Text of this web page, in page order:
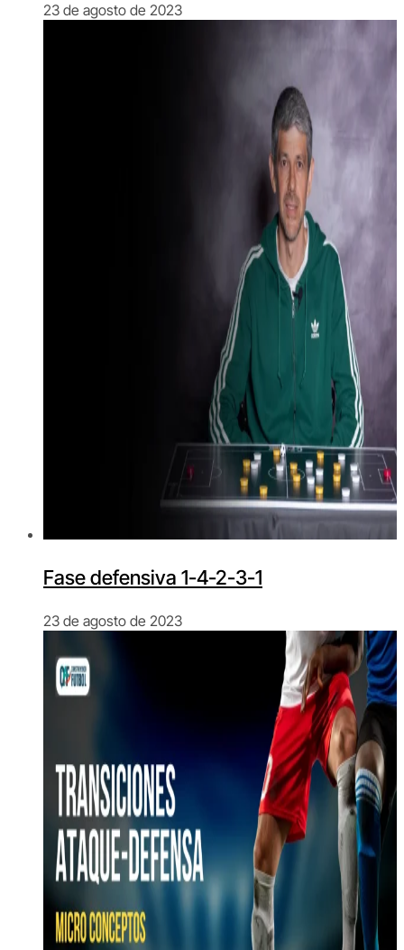
23 de agosto de 2023
Fase defensiva 1-4-2-3-1
23 de agosto de 2023